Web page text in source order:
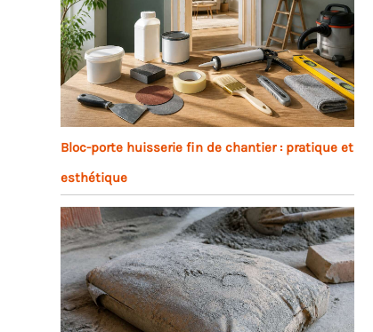
Bloc-porte huisserie fin de chantier : pratique et
esthétique